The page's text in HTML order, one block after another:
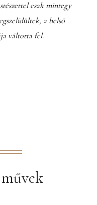
csak mintegy
a belső
váltotta fel.